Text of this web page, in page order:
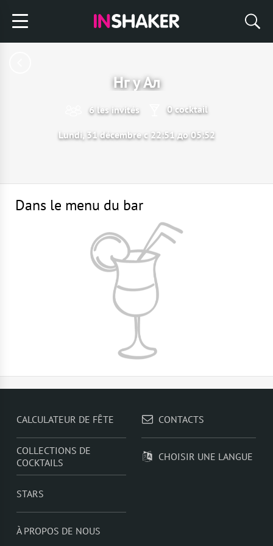
Нг у Ал
6 les invités 0 cocktail
Lundi, 31 décembre с 22:51 до 05:52
Dans le menu du bar
CALCULATEUR DE FÊTE
COLLECTIONS DE
COCKTAILS
STARS
À PROPOS DE NOUS
CONTACTS
CHOISIR UNE LANGUE